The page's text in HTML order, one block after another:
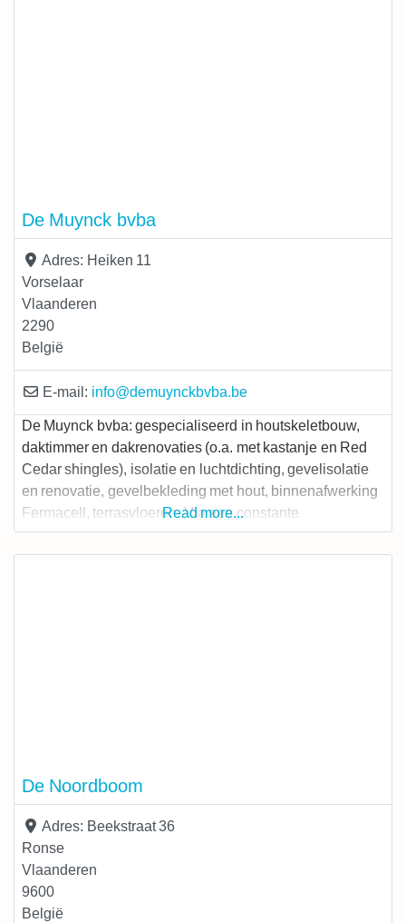
De Muynck bvba
Adres: Heiken 11
Vorselaar
Vlaanderen
2290
België
E-mail: info@demuynckbvba.be
De Muynck bvba: gespecialiseerd in houtskeletbouw,
daktimmer en dakrenovaties (o.a. met kastanje en Red
Cedar shingles), isolatie en luchtdichting, gevelisolatie
en renovatie, gevelbekleding met hout, binnenafwerking
Fermacell, terrasvloeren. Via een constante
samenwerking en uitwisseling van informatie met de
firma Ecomat is de Muynck bvba zich gaan specialiseren
Read more...
De Noordboom
Adres: Beekstraat 36
Ronse
Vlaanderen
9600
België